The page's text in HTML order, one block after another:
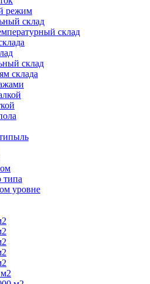
режим
склад
склад
склад
склада
типа
уровне